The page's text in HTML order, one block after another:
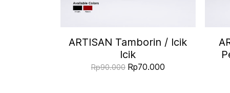
ARTISAN Tamborin / Icik
Icik
Rp90.000 Rp70.000